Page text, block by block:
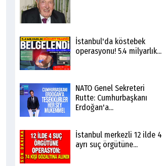
İstanbul'da köstebek
operasyonu! 5.4 milyarlık...
NATO Genel Sekreteri
Rutte: Cumhurbaşkanı
Erdoğan'a...
İstanbul merkezli 12 ilde 4
ayrı suç örgütüne...